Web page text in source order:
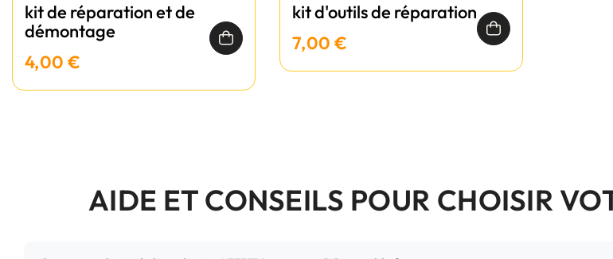
kit de réparation et de
démontage
4,00 €
kit d'outils de réparation
7,00 €
AIDE ET CONSEILS POUR CHOISIR